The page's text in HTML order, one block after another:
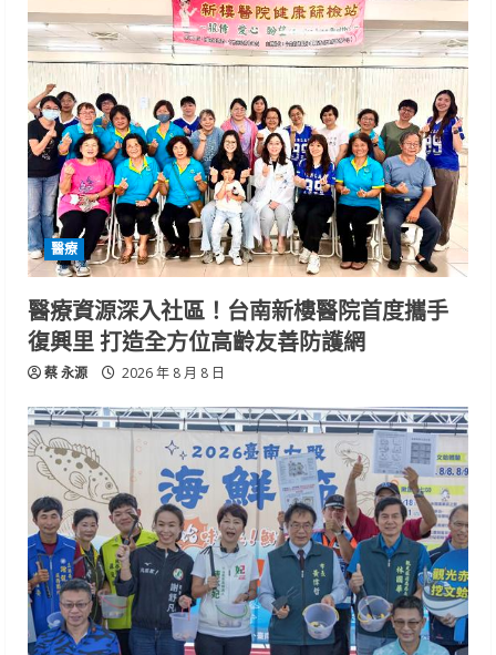
醫療
醫療資源深入社區！台南新樓醫院首度攜手
復興里 打造全方位高齡友善防護網
蔡 永源 2026 年 8 月 8 日